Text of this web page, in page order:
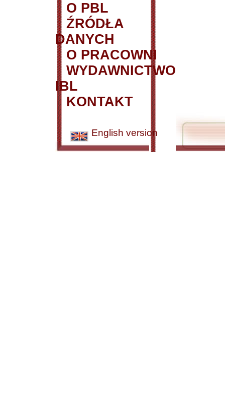
O PBL
ŹRÓDŁA
DANYCH
O PRACOWNI
WYDAWNICTWO
IBL
KONTAKT
English version